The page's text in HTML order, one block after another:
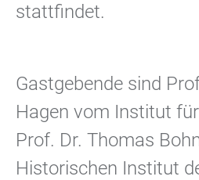
stattfindet.
Gastgebende sind
Hagen vom Institut
Prof. Dr. Thomas
Historischen Institut